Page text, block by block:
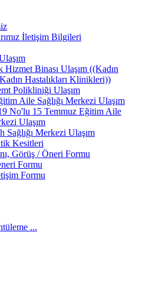
İletişim Bilgileri
Hizmet Binası Ulaşım ((Kadın
Hastalıkları Klinikleri))
Polikliniği Ulaşım
Aile Sağlığı Merkezi Ulaşım
No'lu 15 Temmuz Eğitim Aile
Ulaşım
Sağlığı Merkezi Ulaşım
Kesitleri
Görüş / Öneri Formu
Formu
Formu
...